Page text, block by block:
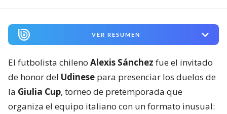
VER RESUMEN
El futbolista chileno Alexis Sánchez fue el invitado
de honor del Udinese para presenciar los duelos de
la Giulia Cup, torneo de pretemporada que
organiza el equipo italiano con un formato inusual: